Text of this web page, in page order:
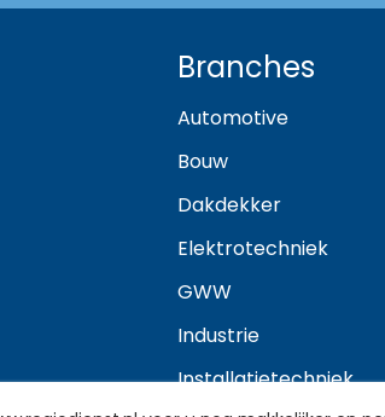
Branches
Automotive
Bouw
Dakdekker
Elektrotechniek
GWW
Industrie
Installatietechniek